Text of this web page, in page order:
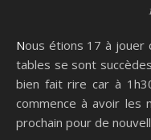
Nous étions 17 à jouer cette semaine, de jolis jeux sur les
tables se sont succèdes
bien fait rire car à
commence à avoir les
prochain pour de